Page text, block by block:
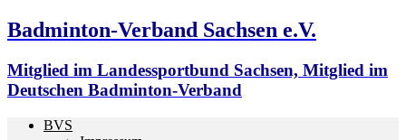
Badminton-Verband Sachsen e.V.
Mitglied im Landessportbund Sachsen, Mitglied im
Deutschen Badminton-Verband
BVS